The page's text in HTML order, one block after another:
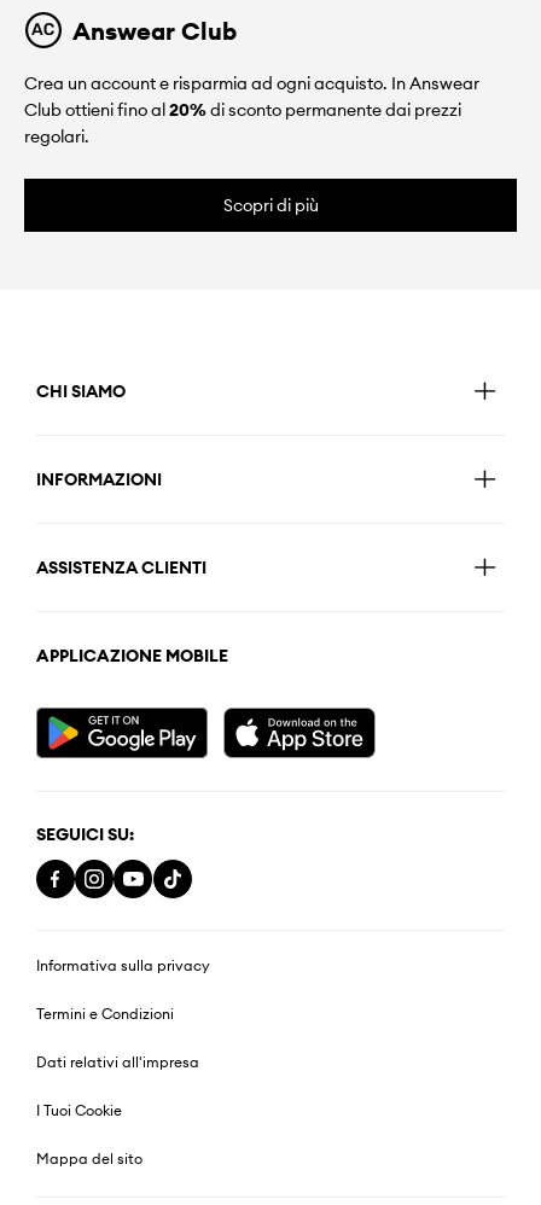
Answear Club
Crea un account e risparmia ad ogni acquisto. In Answear
Club ottieni fino al20%di sconto permanente dai prezzi
regolari.
Scopri di più
CHI SIAMO
INFORMAZIONI
ASSISTENZA CLIENTI
APPLICAZIONE MOBILE
SEGUICI SU:
Informativa sulla privacy
Termini e Condizioni
Dati relativi all'impresa
I Tuoi Cookie
Mappa del sito